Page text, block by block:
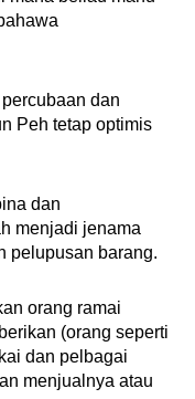
dan
Peh tetap optimis
dan
menjadi jenama
pelupusan barang.
orang ramai
(orang seperti
dan pelbagai
menjualnya atau